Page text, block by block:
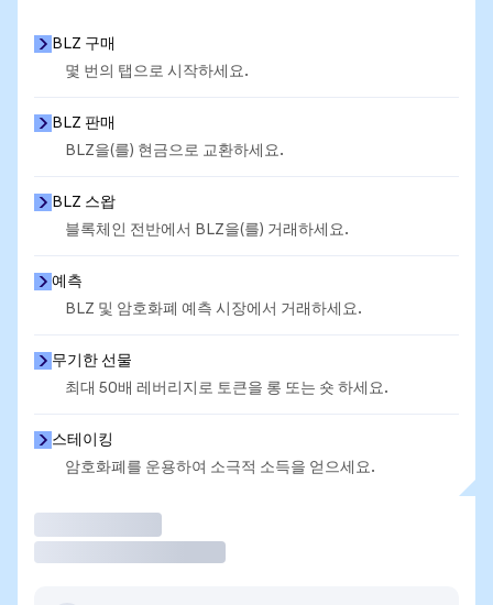
BLZ 구매
몇 번의 탭으로 시작하세요.
BLZ 판매
BLZ을(를) 현금으로 교환하세요.
BLZ 스왑
블록체인 전반에서 BLZ을(를) 거래하세요.
예측
BLZ 및 암호화폐 예측 시장에서 거래하세요.
무기한 선물
최대 50배 레버리지로 토큰을 롱 또는 숏 하세요.
스테이킹
암호화폐를 운용하여 소극적 소득을 얻으세요.